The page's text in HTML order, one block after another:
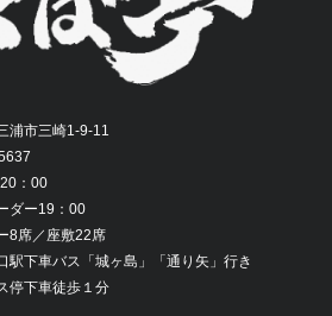
浦市三崎1-9-11
：00
ダー19：00
8席／座敷22席
駅下車バス「城ヶ島」「通り矢」行き
停下車徒歩１分